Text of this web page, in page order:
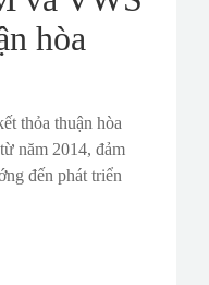
hòa
thỏa thuận hòa
năm 2014, đảm
đến phát triển